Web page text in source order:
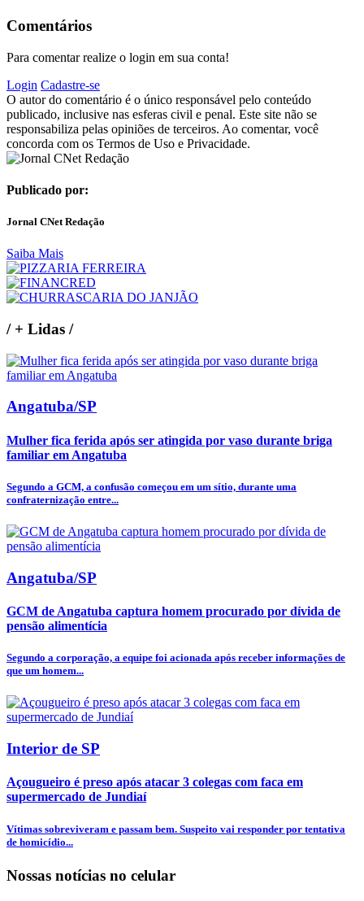
Comentários
Para comentar realize o login em sua conta!
Login Cadastre-se
O autor do comentário é o único responsável pelo conteúdo
publicado, inclusive nas esferas civil e penal. Este site não se
responsabiliza pelas opiniões de terceiros. Ao comentar, você
concorda com os Termos de Uso e Privacidade.
Publicado por:
Jornal CNet Redação
Saiba Mais
/+ Lidas /
Angatuba/SP
Mulher fica ferida após ser atingida por vaso durante briga
familiar em Angatuba
Segundo a GCM, a confusão começou em um sítio, durante uma
confraternização entre...
Angatuba/SP
GCM de Angatuba captura homem procurado por dívida de
pensão alimentícia
Segundo a corporação, a equipe foi acionada após receber informações de
que um homem...
Interior de SP
Açougueiro é preso após atacar 3 colegas com faca em
supermercado de Jundiaí
Vítimas sobreviveram e passam bem. Suspeito vai responder por tentativa
de homicídio...
Nossas notícias no celular